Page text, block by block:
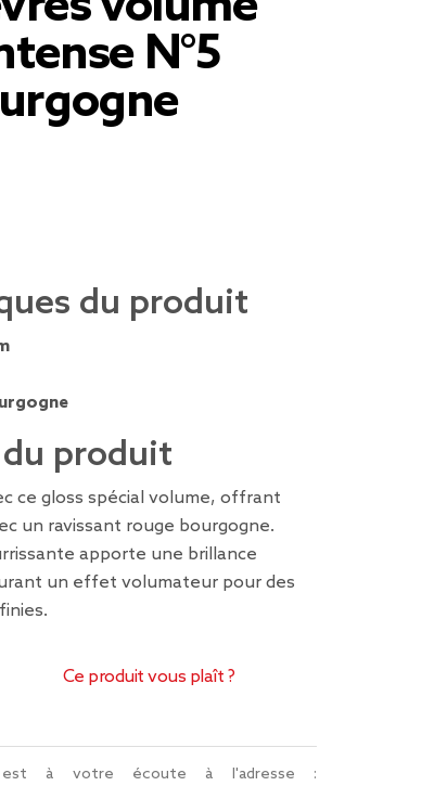
N°5
du produit
produit
ce gloss spécial volume, offrant
un ravissant rouge bourgogne.
apporte une brillance
un effet volumateur pour des
Ce produit vous plaît ?
à votre écoute à l'adresse :